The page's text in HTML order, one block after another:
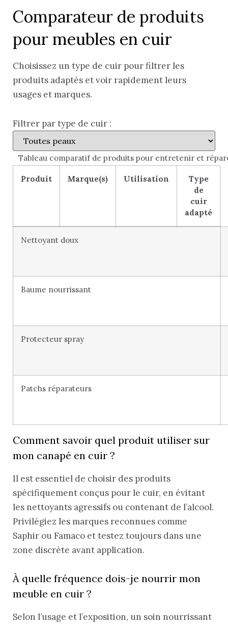
Comparateur de produits
pour meubles en cuir
Choisissez un type de cuir pour filtrer les
produits adaptés et voir rapidement leurs
usages et marques.
Filtrer par type de cuir :
Tableau comparatif de produits pour entretenir et
Produit Marque(s) Utilisation
Type
de
cuir
adapté
Nettoyant doux
Baume nourrissant
Protecteur spray
Patchs réparateurs
Comment savoir quel produit utiliser sur
mon canapé en cuir ?
Il est essentiel de choisir des produits
spécifiquement conçus pour le cuir, en évitant
les nettoyants agressifs ou contenant de l’alcool.
Privilégiez les marques reconnues comme
Saphir ou Famaco et testez toujours dans une
zone discrète avant application.
À quelle fréquence dois-je nourrir mon
meuble en cuir ?
Selon l’usage et l’exposition, un soin nourrissant